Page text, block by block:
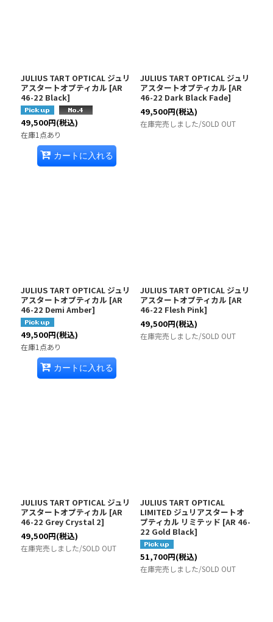
JULIUS TART OPTICAL ジュリ
アスタートオプティカル [AR
46-22 Black]
49,500円(税込)
在庫1点あり
カートに入れる
JULIUS TART OPTICAL ジュリ
アスタートオプティカル [AR
46-22 Dark Black Fade]
49,500円(税込)
在庫完売しました/SOLD OUT
JULIUS TART OPTICAL ジュリ
アスタートオプティカル [AR
46-22 Demi Amber]
49,500円(税込)
在庫1点あり
カートに入れる
JULIUS TART OPTICAL ジュリ
アスタートオプティカル [AR
46-22 Flesh Pink]
49,500円(税込)
在庫完売しました/SOLD OUT
JULIUS TART OPTICAL ジュリ
アスタートオプティカル [AR
46-22 Grey Crystal 2]
49,500円(税込)
在庫完売しました/SOLD OUT
JULIUS TART OPTICAL
LIMITED ジュリアスタートオ
プティカル リミテッド [AR 46-
22 Gold Black]
51,700円(税込)
在庫完売しました/SOLD OUT